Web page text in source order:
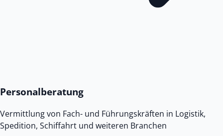
Personalberatung
Vermittlung von Fach- und Führungskräften in Logistik,
Spedition, Schiffahrt und weiteren Branchen